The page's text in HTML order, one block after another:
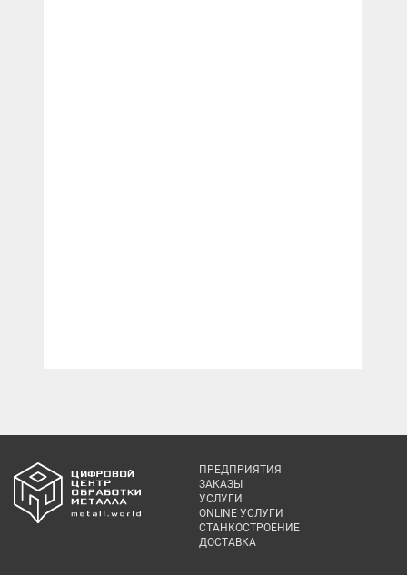
ПРЕДПРИЯТИЯ
ЗАКАЗЫ
УСЛУГИ
ONLINE УСЛУГИ
СТАНКОСТРОЕНИЕ
ДОСТАВКА